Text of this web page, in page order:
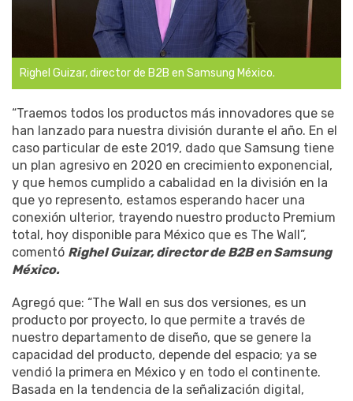
Righel Guizar, director de B2B en Samsung México.
“Traemos todos los productos más innovadores que se
han lanzado para nuestra división durante el año. En el
caso particular de este 2019, dado que Samsung tiene
un plan agresivo en 2020 en crecimiento exponencial,
y que hemos cumplido a cabalidad en la división en la
que yo represento, estamos esperando hacer una
conexión ulterior, trayendo nuestro producto Premium
total, hoy disponible para México que es The Wall”,
comentó Righel Guizar, director de B2B en Samsung
México.
Agregó que: “The Wall en sus dos versiones, es un
producto por proyecto, lo que permite a través de
nuestro departamento de diseño, que se genere la
capacidad del producto, depende del espacio; ya se
vendió la primera en México y en todo el continente.
Basada en la tendencia de la señalización digital,